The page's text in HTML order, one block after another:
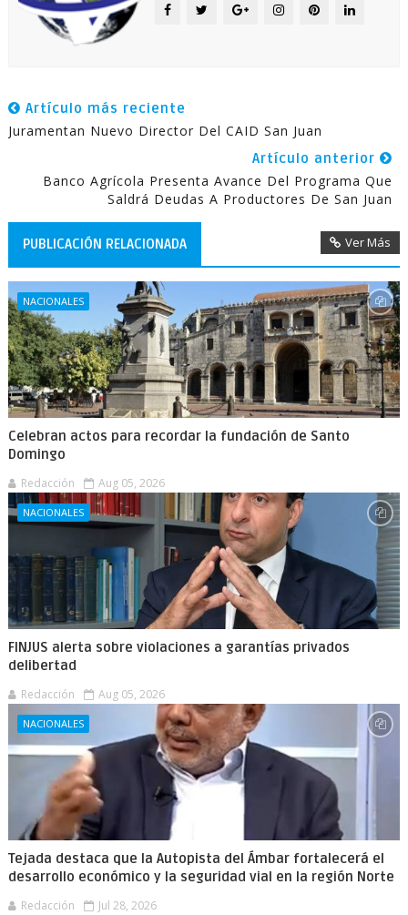
Artículo más reciente
Juramentan Nuevo Director Del CAID San Juan
Artículo anterior
Banco Agrícola Presenta Avance Del Programa Que
Saldrá Deudas A Productores De San Juan
PUBLICACIÓN RELACIONADA Ver Más
NACIONALES
Celebran actos para recordar la fundación de Santo
Domingo
Redacción Aug 05, 2026
NACIONALES
FINJUS alerta sobre violaciones a garantías privados
delibertad
Redacción Aug 05, 2026
NACIONALES
Tejada destaca que la Autopista del Ámbar fortalecerá el
desarrollo económico y la seguridad vial en la región Norte
Redacción Jul 28, 2026